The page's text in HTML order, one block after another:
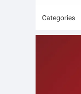
Categories